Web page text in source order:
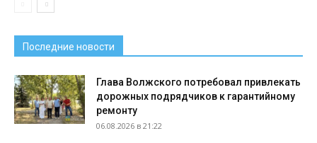
Последние новости
Глава Волжского потребовал привлекать
дорожных подрядчиков к гарантийному
ремонту
06.08.2026 в 21:22